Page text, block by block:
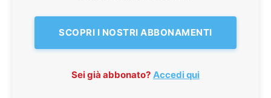
SCOPRI I NOSTRI ABBONAMENTI
Sei già abbonato? Accedi qui